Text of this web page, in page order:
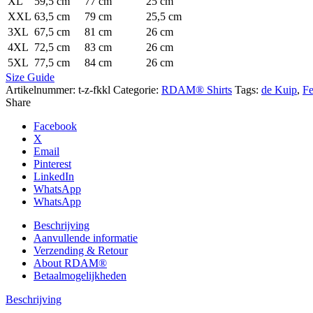
XXL 63,5 cm 79 cm
25,5 cm
3XL 67,5 cm 81 cm
26 cm
4XL 72,5 cm 83 cm
26 cm
5XL 77,5 cm 84 cm
26 cm
Size Guide
Artikelnummer: t-z-fkkl Categorie: RDAM® Shirts Tags: de Kuip,
Share
Facebook
X
Email
Pinterest
LinkedIn
WhatsApp
WhatsApp
Beschrijving
Aanvullende informatie
Verzending & Retour
About RDAM®
Betaalmogelijkheden
Beschrijving